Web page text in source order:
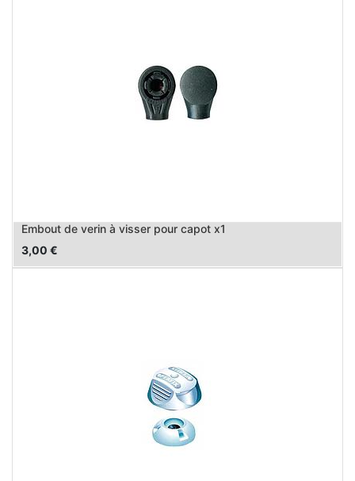
Embout de verin à visser pour capot x1
3,00 €